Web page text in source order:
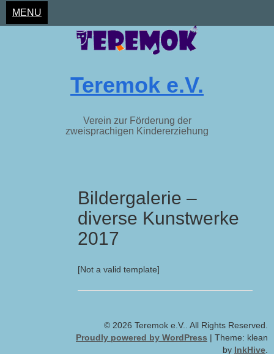
MENU
Teremok e.V.
Verein zur Förderung der
zweisprachigen Kindererziehung
content
Bildergalerie –
diverse Kunstwerke
2017
[Not a valid template]
© 2026 Teremok e.V.. All Rights Reserved.
Proudly powered by WordPress | Theme: klean
by InkHive.